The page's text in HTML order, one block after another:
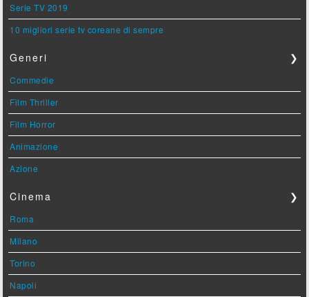
Serie TV 2019
10 migliori serie tv coreane di sempre
Generi ❯
Commedie
Film Thriller
Film Horror
Animazione
Azione
Cinema ❯
Roma
Milano
Torino
Napoli